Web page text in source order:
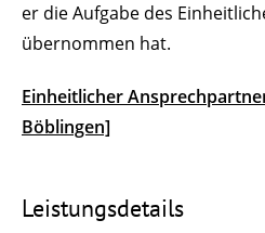
er die Aufgabe des
übernommen hat.
Einheitlicher
Böblingen]
Leistungsdetails